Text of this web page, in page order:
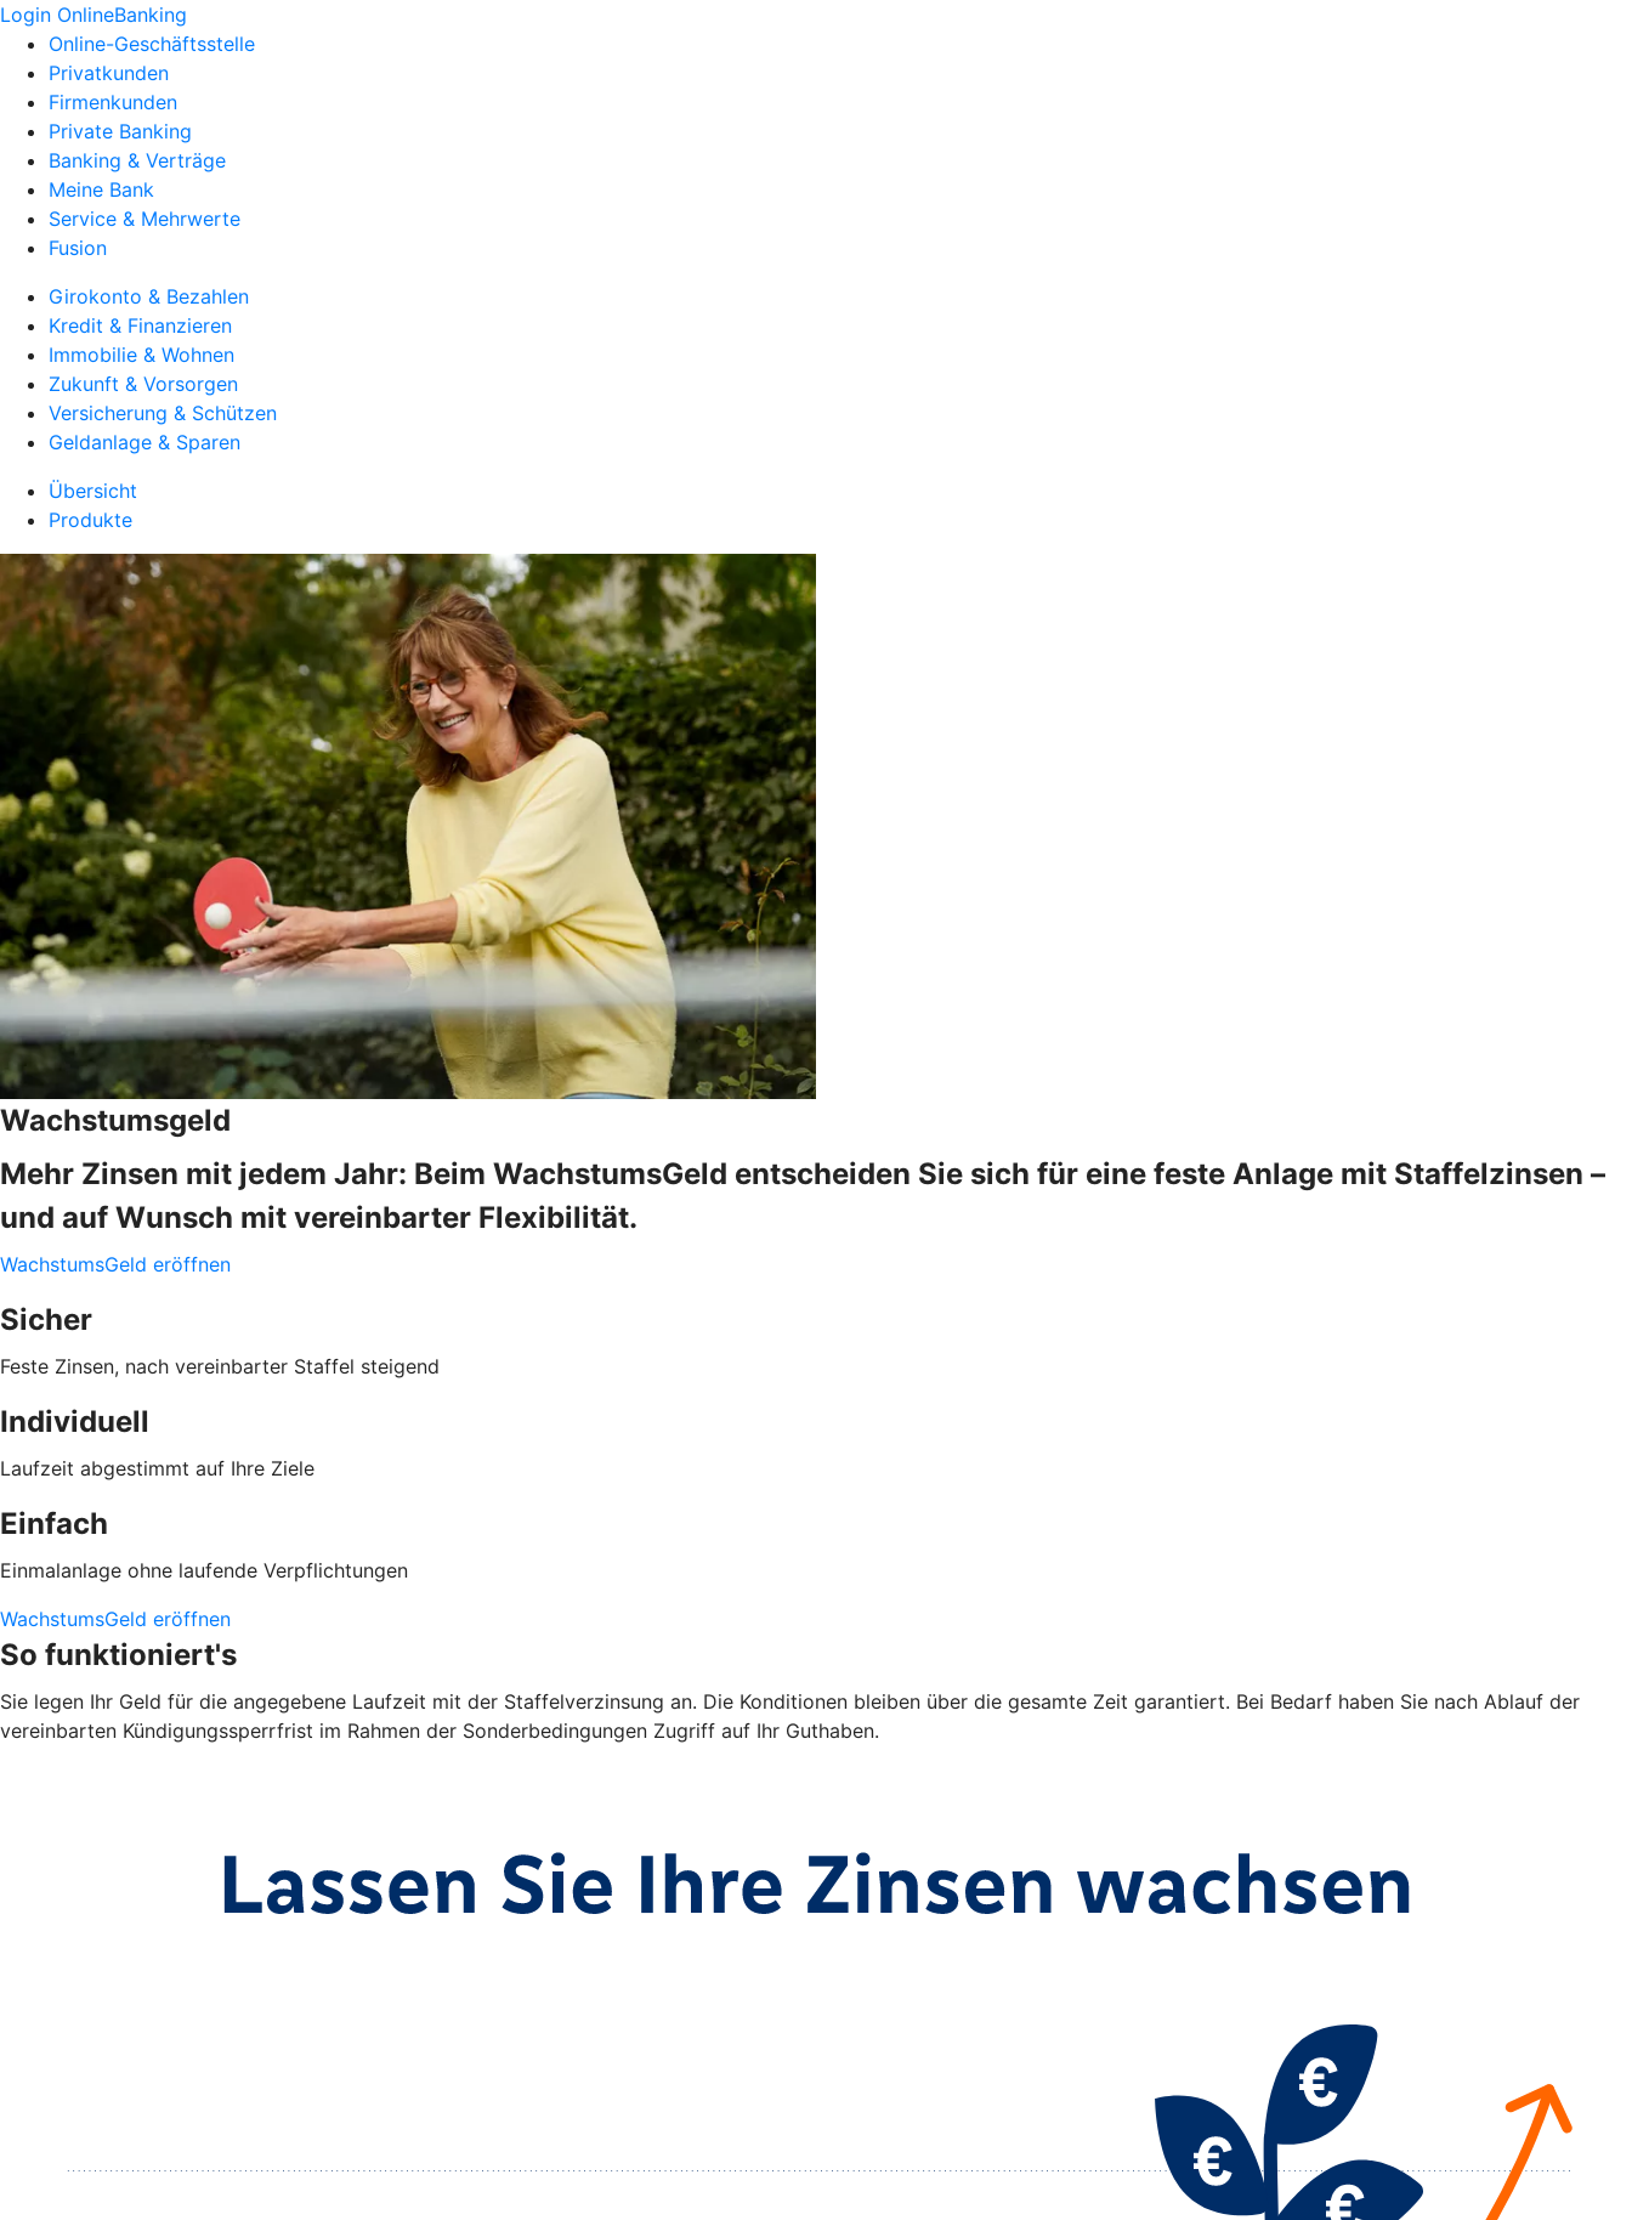
Login OnlineBanking
Online-Geschäftsstelle
Privatkunden
Firmenkunden
Private Banking
Banking & Verträge
Meine Bank
Service & Mehrwerte
Fusion
Girokonto & Bezahlen
Kredit & Finanzieren
Immobilie & Wohnen
Zukunft & Vorsorgen
Versicherung & Schützen
Geldanlage & Sparen
Übersicht
Produkte
Wachstumsgeld
Mehr Zinsen mit jedem Jahr: Beim WachstumsGeld entscheiden Sie sich für eine feste Anlage mit Staffelzinsen –
und auf Wunsch mit vereinbarter Flexibilität.
WachstumsGeld eröffnen
Sicher
Feste Zinsen, nach vereinbarter Staffel steigend
Individuell
Laufzeit abgestimmt auf Ihre Ziele
Einfach
Einmalanlage ohne laufende Verpflichtungen
WachstumsGeld eröffnen
So funktioniert's
Sie legen Ihr Geld für die angegebene Laufzeit mit der Staffelverzinsung an. Die Konditionen bleiben über die gesamte Zeit garantiert. Bei Bedarf haben Sie nach Ablauf der
vereinbarten Kündigungssperrfrist im Rahmen der Sonderbedingungen Zugriff auf Ihr Guthaben.